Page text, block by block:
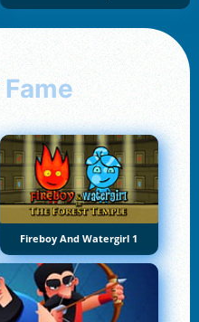
Fame
Fireboy And Watergirl 1